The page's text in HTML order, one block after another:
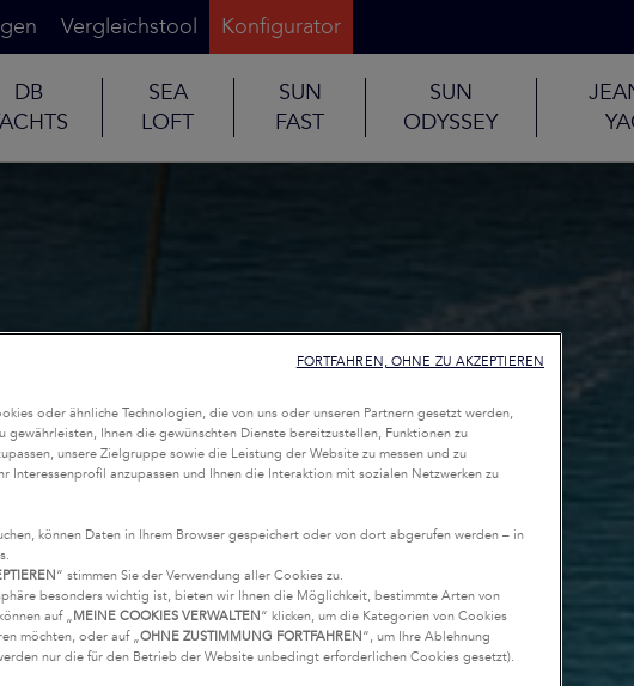
Vergleichstool Konfigurator
DB
SEA
LOFT
SUN
FAST
SUN
ODYSSEY
oder ähnliche Technologien, die von uns oder unseren Partnern gesetzt werden,
gewährleisten, Ihnen die gewünschten Dienste bereitzustellen, Funktionen zu
unsere Zielgruppe sowie die Leistung der Website zu messen und zu
Interessenprofil anzupassen und Ihnen die Interaktion mit sozialen Netzwerken zu
können Daten in Ihrem Browser gespeichert oder von dort abgerufen werden – in
“ stimmen Sie der Verwendung aller Cookies zu.
besonders wichtig ist, bieten wir Ihnen die Möglichkeit, bestimmte Arten von
auf „MEINE COOKIES VERWALTEN“ klicken, um die Kategorien von Cookies
möchten, oder auf „OHNE ZUSTIMMUNG FORTFAHREN“, um Ihre Ablehnung
nur die für den Betrieb der Website unbedingt erforderlichen Cookies gesetzt).
FORTFAHREN, OHNE ZU AKZEPTIEREN